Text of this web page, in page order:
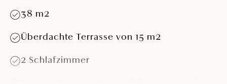
38 m2
Überdachte Terrasse von 15 m2
2 Schlafzimmer